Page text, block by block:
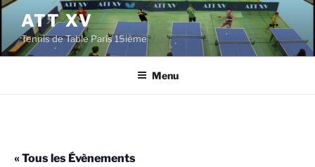
Aller
contenu
principal
ATT XV
Tennis de Table Paris 15ième
Menu
« Tous les Évènements